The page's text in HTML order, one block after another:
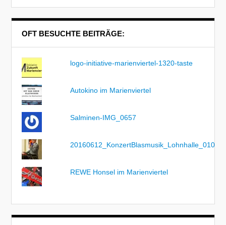
OFT BESUCHTE BEITRÄGE:
logo-initiative-marienviertel-1320-taste
Autokino im Marienviertel
Salminen-IMG_0657
20160612_KonzertBlasmusik_Lohnhalle_010
REWE Honsel im Marienviertel